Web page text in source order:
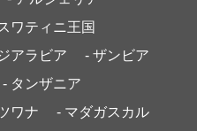
ワティニ王国
アラビア
- ザンビア
- タンザニア
ワナ
- マダガスカル